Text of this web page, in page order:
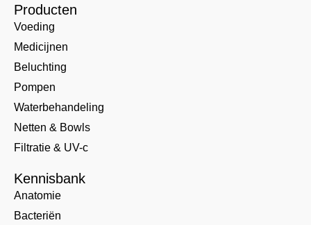
Producten
Voeding
Medicijnen
Beluchting
Pompen
Waterbehandeling
Netten & Bowls
Filtratie & UV-c
Kennisbank
Anatomie
Bacteriën